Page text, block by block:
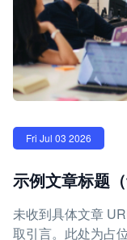
Fri Jul 03 2026
示例文章标题（
未收到具体文章
取引言。此处为占